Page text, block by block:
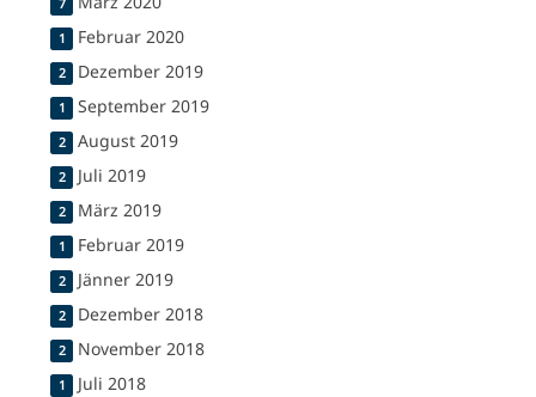
7
1 Februar 2020
2 Dezember 2019
1 September 2019
2 August 2019
2 Juli 2019
2 März 2019
1 Februar 2019
2 Jänner 2019
2 Dezember 2018
2 November 2018
1 Juli 2018